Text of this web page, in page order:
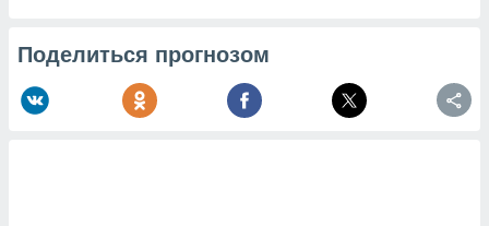
Поделиться прогнозом